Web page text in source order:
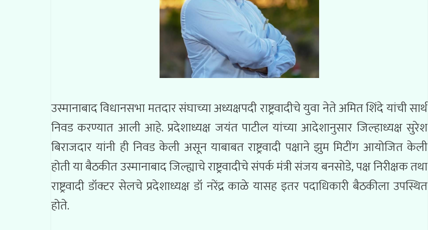
उस्मानाबाद विधानसभा मतदार संघाच्या अध्यक्षपदी राष्ट्रवादीचे युवा नेते अमित शिंदे यांची सार्थ
निवड करण्यात आली आहे. प्रदेशाध्यक्ष जयंत पाटील यांच्या आदेशानुसार जिल्हाध्यक्ष सुरेश
बिराजदार यांनी ही निवड केली असून याबाबत राष्ट्रवादी पक्षाने झुम मिटींग आयोजित केली
होती या बैठकीत उस्मानाबाद जिल्ह्याचे राष्ट्रवादीचे संपर्क मंत्री संजय बनसोडे, पक्ष निरीक्षक तथा
राष्ट्रवादी डॉक्टर सेलचे प्रदेशाध्यक्ष डॉ नरेंद्र काळे यासह इतर पदाधिकारी बैठकीला उपस्थित
होते.